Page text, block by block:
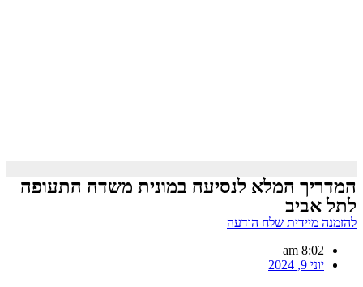
המדריך המלא לנסיעה במונית משדה התעופה
לתל אביב
להזמנה מיידית שלח הודעה
8:02 am
יוני 9, 2024